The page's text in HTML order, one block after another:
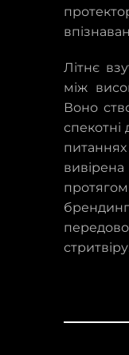
Літнє
між
Воно
спекотні